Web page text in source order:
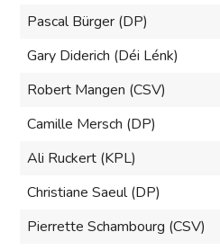
Pascal Bürger (DP)
Gary Diderich (Déi Lénk)
Robert Mangen (CSV)
Camille Mersch (DP)
Ali Ruckert (KPL)
Christiane Saeul (DP)
Pierrette Schambourg (CSV)